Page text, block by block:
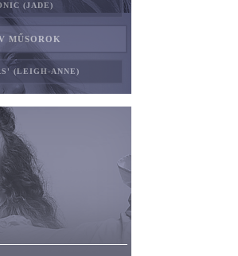
(JADE)
MŰSOROK
(LEIGH-ANNE)